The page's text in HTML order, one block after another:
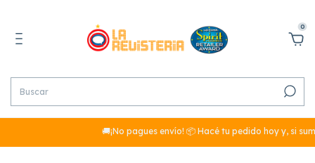
0
🚚¡No pagues envío! 📦 Hacé tu pedido hoy y, si sumás